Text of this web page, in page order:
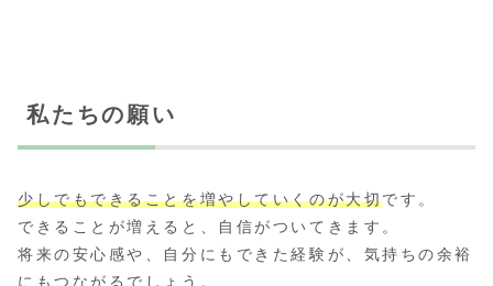
私たちの願い
少しでもできることを増やしていくのが大切です。
できることが増えると、自信がついてきます。
将来の安心感や、自分にもできた経験が、気持ちの余裕
にもつながるでしょう。